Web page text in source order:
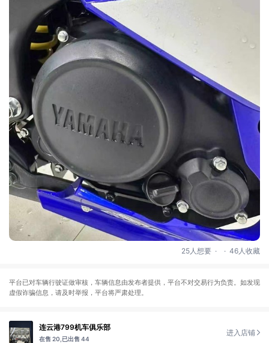
25人想要 . . 46人收藏
平台已对车辆行驶证做审核，车辆信息由发布者提供，平台不对交易行为负责。如发现
虚假诈骗信息，请及时举报，平台将严肃处理。
连云港799机车俱乐部
在售 20, 已出售 44
进入店铺